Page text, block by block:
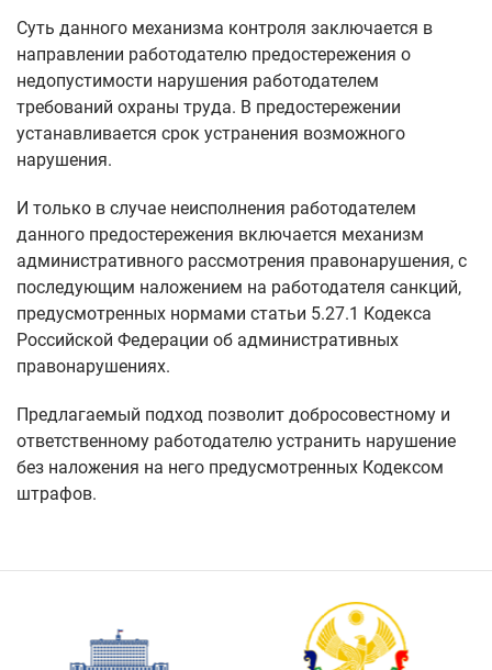
Суть данного механизма контроля заключается в
направлении работодателю предостережения о
недопустимости нарушения работодателем
требований охраны труда. В предостережении
устанавливается срок устранения возможного
нарушения.
И только в случае неисполнения работодателем
данного предостережения включается механизм
административного рассмотрения правонарушения, с
последующим наложением на работодателя санкций,
предусмотренных нормами статьи 5.27.1 Кодекса
Российской Федерации об административных
правонарушениях.
Предлагаемый подход позволит добросовестному и
ответственному работодателю устранить нарушение
без наложения на него предусмотренных Кодексом
штрафов.